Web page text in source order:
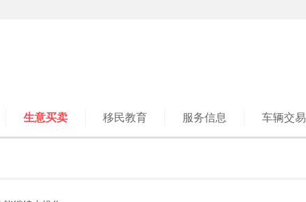
生意买卖 移民教育 服务信息 车辆交易